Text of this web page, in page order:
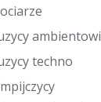
ambientowi
techno